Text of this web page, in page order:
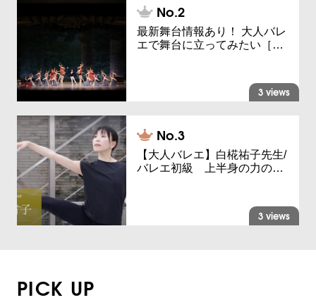
最新舞台情報あり！ 大人バレ
エで舞台に立ってみたい［…
3 views
【大人バレエ】白椛祐子先生/
バレエ初級 上半身の力の…
3 views
PICK UP